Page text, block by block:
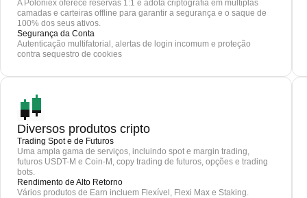
A Poloniex oferece reservas 1:1 e adota criptografia em múltiplas
camadas e carteiras offline para garantir a segurança e o saque de
100% dos seus ativos.
Segurança da Conta
Autenticação multifatorial, alertas de login incomum e proteção
contra sequestro de cookies
Diversos produtos cripto
Trading Spot e de Futuros
Uma ampla gama de serviços, incluindo spot e margin trading,
futuros USDT-M e Coin-M, copy trading de futuros, opções e trading
bots.
Rendimento de Alto Retorno
Vários produtos de Earn incluem Flexível, Flexi Max e Staking.